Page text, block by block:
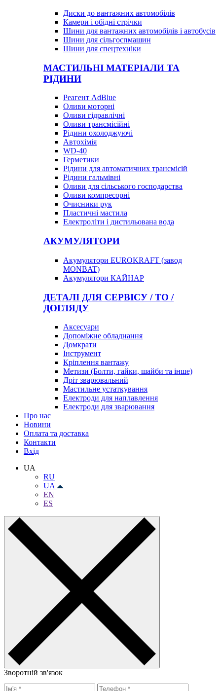
Диски до вантажних автомобілів
Камери і обідні стрічки
Шини для вантажних автомобілів і автобусів
Шини для сільгоспмашин
Шини для спецтехніки
МАСТИЛЬНІ МАТЕРІАЛИ ТА
РІДИНИ
Реагент AdBlue
Оливи моторні
Оливи гідравлічні
Оливи трансмісійні
Рідини охолоджуючі
Автохімія
WD-40
Герметики
Рідини для автоматичних трансмісій
Рідини гальмівні
Оливи для сільського господарства
Оливи компресорні
Очисники рук
Пластичні мастила
Електроліти і дистильована вода
АКУМУЛЯТОРИ
Акумулятори EUROKRAFT (завод
MONBAT)
Акумулятори КАЙНАР
ДЕТАЛІ ДЛЯ СЕРВІСУ / ТО /
ДОГЛЯДУ
Аксесуари
Допоміжне обладнання
Домкрати
Інструмент
Кріплення вантажу
Метизи (Болти, гайки, шайби та інше)
Дріт зварювальний
Мастильне устаткування
Електроди для наплавлення
Електроди для зварювання
Про нас
Новини
Оплата та доставка
Контакти
Вхiд
UA
RU
UA
EN
ES
Зворотній зв'язок